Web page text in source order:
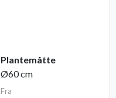
Plantemåtte
Ø60 cm
Fra